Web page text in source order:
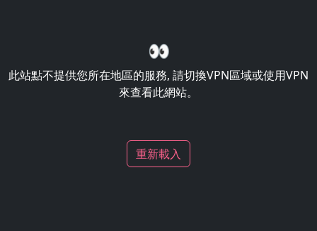
👀
此站點不提供您所在地區的服務, 請切換VPN區域或使用VPN
來查看此網站。
重新載入